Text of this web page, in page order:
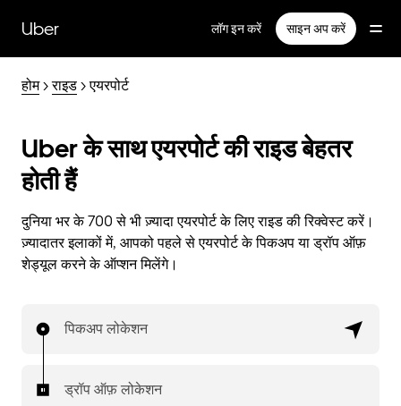
सामग्री
पर
Uber लॉग इन करें साइन अप करें
होम>राइड > एयरपोर्ट
Uber के साथ एयरपोर्ट की राइड बेहतर
होती हैं
दुनिया भर के 700 से भी ज़्यादा एयरपोर्ट के लिए राइड की रिक्वेस्ट करें।
ज़्यादातर इलाकों में, आपको पहले से एयरपोर्ट के पिकअप या ड्रॉप ऑफ़
शेड्यूल करने के ऑप्शन मिलेंगे।
पिकअप लोकेशन
ड्रॉप ऑफ़ लोकेशन